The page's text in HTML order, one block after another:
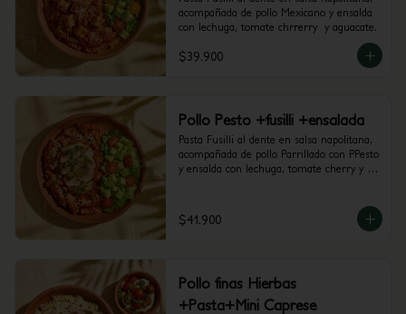
acompañada de pollo Mexicano y ensalda
con lechuga, tomate chrrerry  y aguacate.
$39.900
Pollo Pesto +fusilli +ensalada
Pasta Fusilli al dente en salsa napolitana,
acompañada de pollo Parrillado con PPesto
y ensalda con lechuga, tomate cherry y
$41.900
Pollo finas Hierbas
+Pasta+Mini Caprese